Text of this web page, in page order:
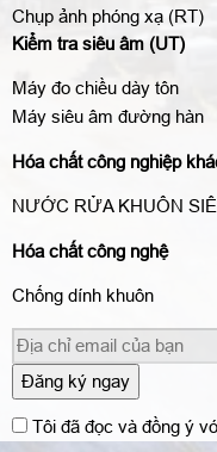
Chụp ảnh phóng xạ (RT)
Kiểm tra siêu âm (UT)
Máy đo chiều dày tôn
Máy siêu âm đường hàn
Hóa chất công nghiệp
NƯỚC RỬA KHUÔN
Hóa chất công nghệ
Chống dính khuôn
Đăng ký ngay
Tôi đã đọc và đồng ý